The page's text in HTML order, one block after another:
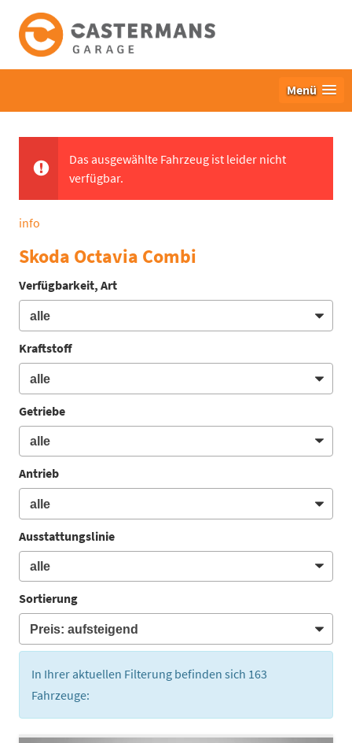
Menü
Das ausgewählte Fahrzeug ist leider nicht
verfügbar.
info
Skoda Octavia Combi
Verfügbarkeit, Art
Kraftstoff
Getriebe
Antrieb
Ausstattungslinie
Sortierung
In Ihrer aktuellen Filterung befinden sich 163
Fahrzeuge: